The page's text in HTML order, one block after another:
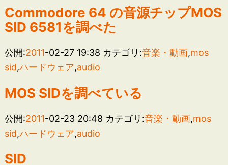
Commodore 64 の音源チップMOS
SID 6581を調べた
公開:2011-02-27 19:38 カテゴリ:音楽・動画,mos
sid,ハードウェア,audio
MOS SIDを調べている
公開:2011-02-23 20:48 カテゴリ:音楽・動画,mos
sid,ハードウェア,audio
SID